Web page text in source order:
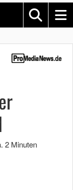
2 Minuten